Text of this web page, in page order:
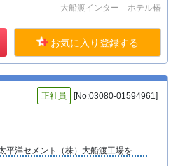
大船渡インター ホテル椿
お気に入り登録する
正社員 [No:03080-01594961]
太平洋セメント（株）大船渡工場を主に産業機械設備、電気設備のメンテナンス工事、置場クレーン係運転業務を行っている。また、各種プラントの設計・施工・据付および電気工事を行っている。